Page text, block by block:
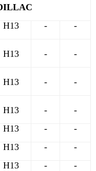
H13 - -
H13 - -
H13 - -
H13 -
-
H13 -
-
H13 -
-
H13 -
-